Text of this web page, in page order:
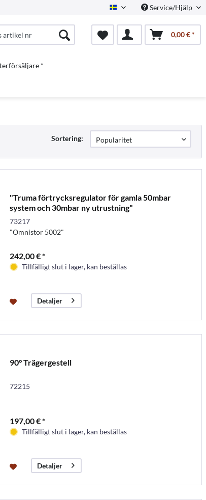
Swedish Service/Hjälp
0,00 € *
*
Sortering:
"Truma förtrycksregulator för gamla 50mbar
system och 30mbar ny utrustning"
73217
"Omnistor 5002"
242,00 € *
Tillfälligt slut i lager, kan beställas
Detaljer
90° Trägergestell
72215
197,00 € *
Tillfälligt slut i lager, kan beställas
Detaljer